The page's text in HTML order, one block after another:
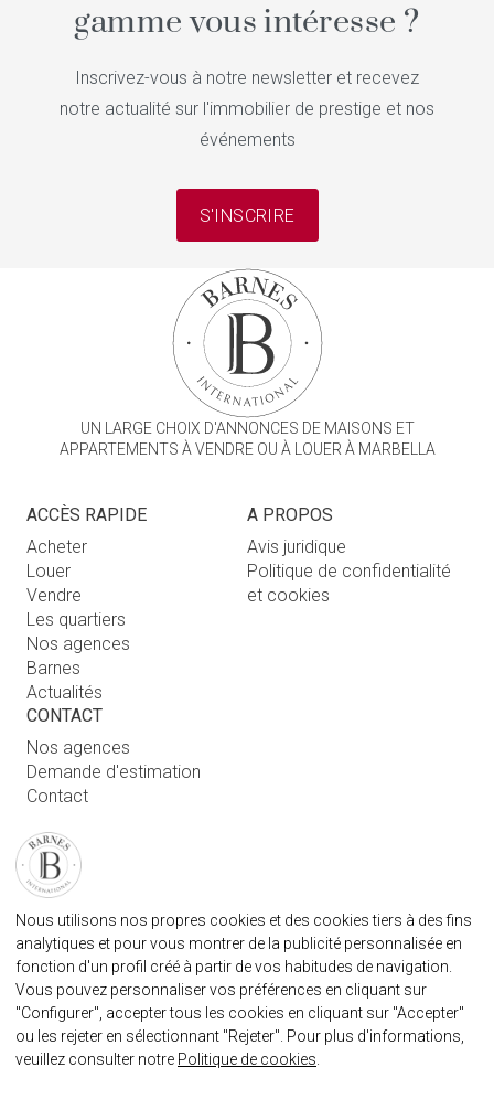
gamme vous intéresse ?
Inscrivez-vous à notre newsletter et recevez
notre actualité sur l'immobilier de prestige et nos
événements
S'INSCRIRE
UN LARGE CHOIX D'ANNONCES DE MAISONS ET
APPARTEMENTS À VENDRE OU À LOUER À MARBELLA
ACCÈS RAPIDE
Acheter
Louer
Vendre
Les quartiers
Nos agences
Barnes
Actualités
A PROPOS
Avis juridique
Politique de confidentialité
et cookies
CONTACT
Nos agences
Demande d'estimation
Contact
FAQ
AGENECE IMMOBILIÈRE BARNES MARBELLA
marbella@barnes-international.com
+34 614 25 01 89
Nous utilisons nos propres cookies et des cookies tiers à des fins
analytiques et pour vous montrer de la publicité personnalisée en
fonction d'un profil créé à partir de vos habitudes de navigation.
Vous pouvez personnaliser vos préférences en cliquant sur
"Configurer", accepter tous les cookies en cliquant sur "Accepter"
ou les rejeter en sélectionnant "Rejeter". Pour plus d'informations,
veuillez consulter notre Politique de cookies